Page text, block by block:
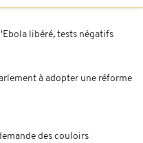
libéré, tests négatifs
à adopter une réforme
des couloirs